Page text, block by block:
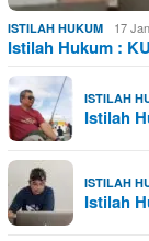
ISTILAH HUKUM 17
Istilah Hukum :
ISTILAH
Istilah
ISTILAH
Istilah